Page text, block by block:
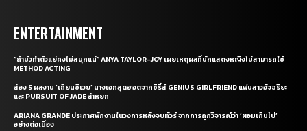
ENTERTAINMENT
“ถ้ามัวทำตัวแย่คงไม่สนุกแน่” ANYA TAYLOR-JOY เผยเหตุผลที่นักแสดงหญิงไม่สามารถใช้
METHOD ACTING
ส่อง 5 ผลงาน ‘เถียนซีเวย’ นางเอกสุดฮอตจากซีรี่ส์ GENIUS GIRLFRIEND แฟนสาวอัจฉริยะ
และ PURSUIT OF JADE ล่าหยก
ARIANA GRANDE ประกาศพักงานในวงการหลังจบทัวร์ จากการถูกวิจารณ์ว่า ‘ผอมเกินไป’
อย่างต่อเนื่อง